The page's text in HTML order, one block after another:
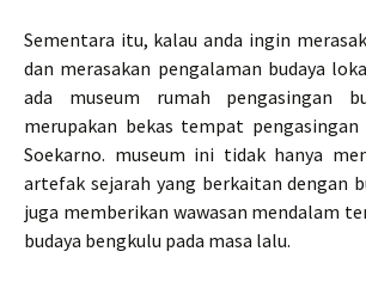
Sementara itu, kalau anda ingin
dan merasakan pengalaman budaya
ada museum rumah pengasingan
merupakan bekas tempat
Soekarno. museum ini tidak hanya
artefak sejarah yang berkaitan dengan
juga memberikan wawasan mendalam
budaya bengkulu pada masa lalu.